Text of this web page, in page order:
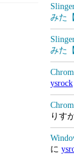
みた
みた
ysrock
りす
に